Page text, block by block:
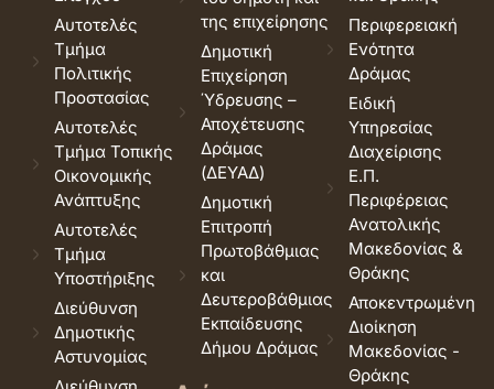
Αυτοτελές
Τμήμα
Πολιτικής
Προστασίας
Αυτοτελές
Τμήμα Τοπικής
Οικονομικής
Ανάπτυξης
Αυτοτελές
Τμήμα
Υποστήριξης
Διεύθυνση
Δημοτικής
Αστυνομίας
της επιχείρησης
Δημοτική
Επιχείρηση
Ύδρευσης –
Αποχέτευσης
Δράμας
(ΔΕΥΑΔ)
Δημοτική
Επιτροπή
Πρωτοβάθμιας
και
Δευτεροβάθμιας
Εκπαίδευσης
Δήμου Δράμας
Περιφερειακή
Ενότητα
Δράμας
Ειδική
Υπηρεσίας
Διαχείρισης
Ε.Π.
Περιφέρειας
Ανατολικής
Μακεδονίας &
Θράκης
Αποκεντρωμένη
Διοίκηση
Μακεδονίας -
Θράκης